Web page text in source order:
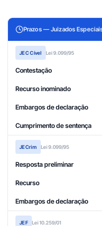
Prazos — Juizados
JEC Cível Lei 9.099/95
Contestação
Recurso inominado
Embargos de declaração
Cumprimento de sentença
JECrim Lei 9.099/95
Resposta preliminar
Recurso
Embargos de declaração
JEF Lei 10.259/01